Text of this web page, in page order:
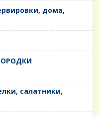
дома,
салатники,